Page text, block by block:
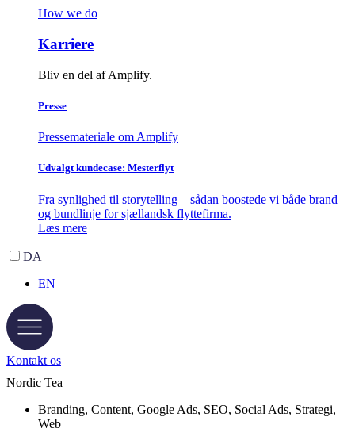
How we do
Karriere
Bliv en del af Amplify.
Presse
Pressemateriale om Amplify
Udvalgt kundecase: Mesterflyt
Fra synlighed til storytelling – sådan boostede vi både brand
og bundlinje for sjællandsk flyttefirma.
Læs mere
DA
EN
Kontakt os
Nordic Tea ​
Branding, Content, Google Ads, SEO, Social Ads, Strategi,
Web